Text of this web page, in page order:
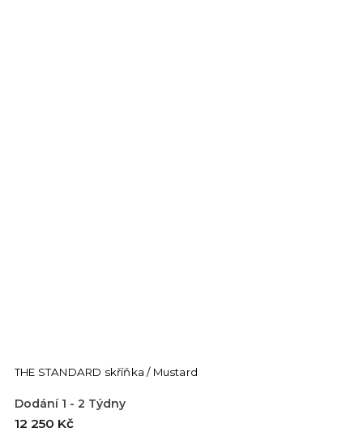
THE STANDARD skříňka / Mustard
Dodání 1 - 2 Týdny
12 250 Kč